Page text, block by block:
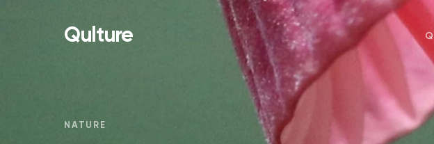
Qulture
NATURE